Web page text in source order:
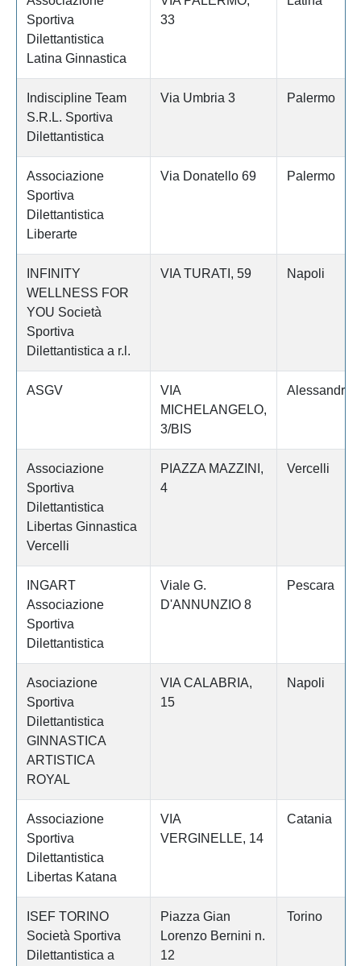
Sportiva
Dilettantistica
Latina Ginnastica
33
Indiscipline Team
S.R.L. Sportiva
Dilettantistica
Via Umbria 3 Palermo
Associazione
Sportiva
Dilettantistica
Liberarte
Via Donatello 69 Palermo
INFINITY
WELLNESS FOR
YOU Società
Sportiva
Dilettantistica a r.l.
VIA TURATI, 59 Napoli
ASGV
VIA
MICHELANGELO,
3/BIS
Alessandria
Associazione
Sportiva
Dilettantistica
Libertas Ginnastica
Vercelli
PIAZZA MAZZINI,
4
Vercelli
INGART
Associazione
Sportiva
Dilettantistica
Viale G.
D'ANNUNZIO 8
Pescara
Asociazione
Sportiva
Dilettantistica
GINNASTICA
ARTISTICA
ROYAL
VIA CALABRIA,
15
Napoli
Associazione
Sportiva
Dilettantistica
Libertas Katana
VIA
VERGINELLE, 14
Catania
ISEF TORINO
Società Sportiva
Dilettantistica a
Piazza Gian
Lorenzo Bernini n.
12
Torino